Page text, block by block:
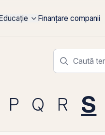
Finanțare companii
P Q R S